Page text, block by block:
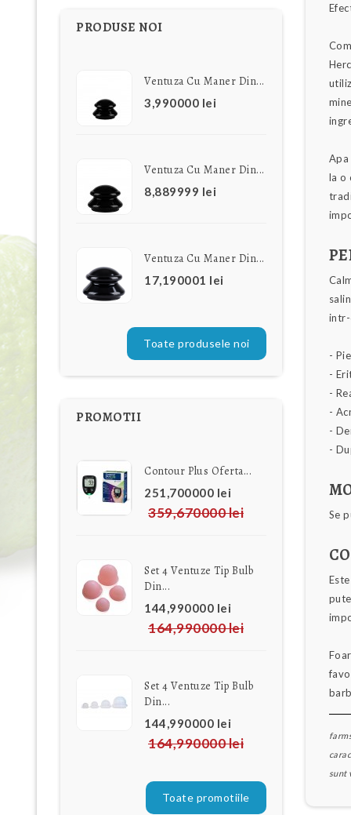
PRODUSE NOI
Ventuza Cu Maner Din...
3,990000 lei
Ventuza Cu Maner Din...
8,889999 lei
Ventuza Cu Maner Din...
17,190001 lei
Toate produsele noi
PROMOTII
Contour Plus Oferta...
251,700000 lei
359,670000 lei
Set 4 Ventuze Tip Bulb
Din...
144,990000 lei
164,990000 lei
Set 4 Ventuze Tip Bulb
Din...
144,990000 lei
164,990000 lei
Toate promotiile
Apa
la o
intr-
-
-
-
-
-
-
Se
sunt